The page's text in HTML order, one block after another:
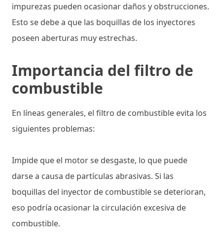
impurezas pueden ocasionar daños y obstrucciones.
Esto se debe a que las boquillas de los inyectores
poseen aberturas muy estrechas.
Importancia del filtro de
combustible
En líneas generales, el filtro de combustible evita los
siguientes problemas:
Impide que el motor se desgaste, lo que puede
darse a causa de partículas abrasivas. Si las
boquillas del inyector de combustible se deterioran,
eso podría ocasionar la circulación excesiva de
combustible.